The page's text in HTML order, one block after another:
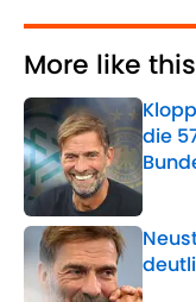
More like this
die